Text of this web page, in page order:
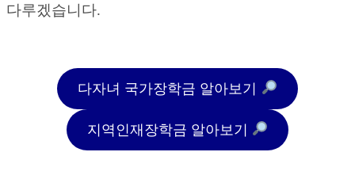
다루겠습니다.
다자녀 국가장학금 알아보기
지역인재장학금 알아보기